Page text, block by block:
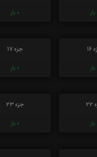
بار
0 بار
بار
جزء 17
0 بار
بار
جزء 23
0 بار